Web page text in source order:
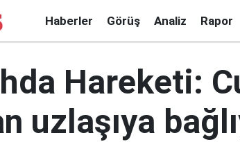
Haberler Görüş Analiz Rapor
Hareketi:
uzlaşıya